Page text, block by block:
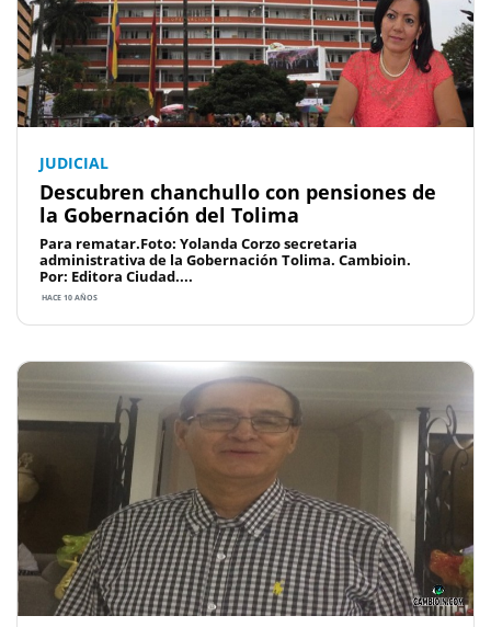
JUDICIAL
Descubren chanchullo con pensiones de
la Gobernación del Tolima
Para rematar.Foto: Yolanda Corzo secretaria
administrativa de la Gobernación Tolima. Cambioin.
Por: Editora Ciudad....
HACE 10 AÑOS